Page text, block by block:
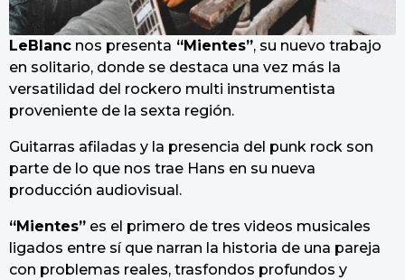
LeBlanc nos presenta “Mientes”, su nuevo trabajo
en solitario, donde se destaca una vez más la
versatilidad del rockero multi instrumentista
proveniente de la sexta región.
Guitarras afiladas y la presencia del punk rock son
parte de lo que nos trae Hans en su nueva
producción audiovisual.
“Mientes” es el primero de tres videos musicales
ligados entre sí que narran la historia de una pareja
con problemas reales, trasfondos profundos y